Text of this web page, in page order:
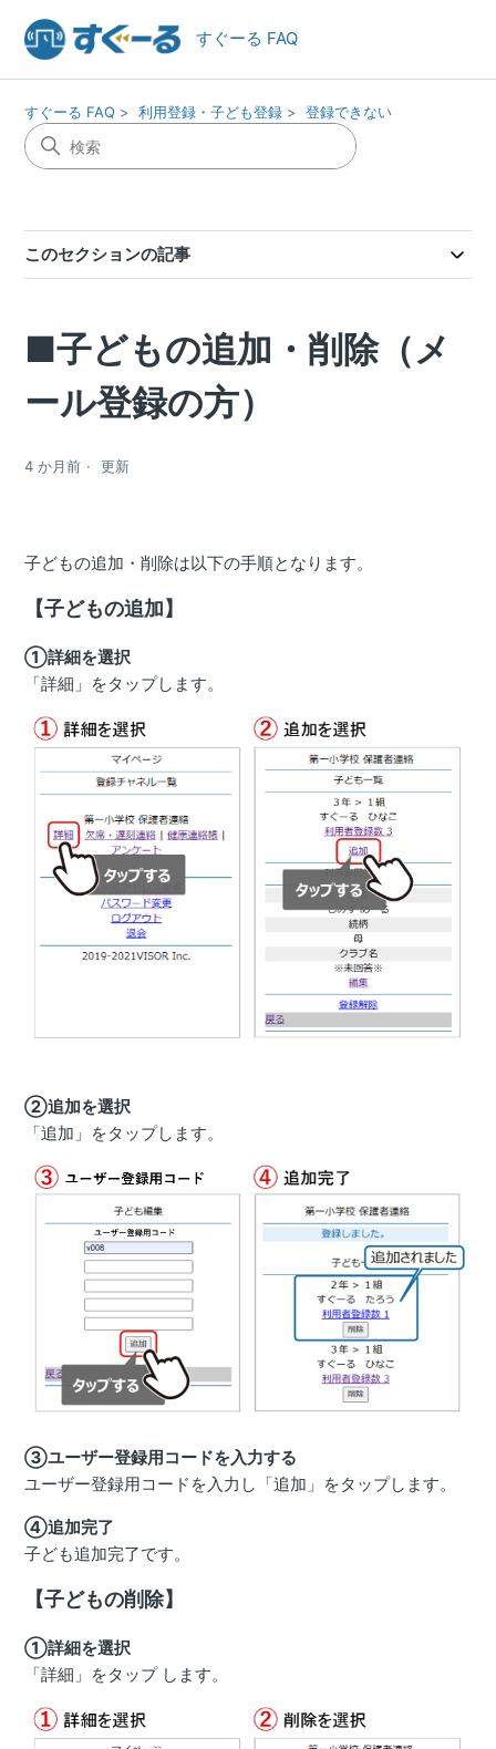
すぐーる FAQ
すぐーる FAQ 利用登録・子ども登録 登録できない
このセクションの記事
■子どもの追加・削除（メ
ール登録の方）
4 か月前 更新
子どもの追加・削除は以下の手順となります。
【子どもの追加】
①詳細を選択
「詳細」をタップします。
②追加を選択
「追加」をタップします。
③ユーザー登録用コードを入力する
ユーザー登録用コードを入力し「追加」をタップします。
④追加完了
子ども追加完了です。
【子どもの削除】
①詳細を選択
「詳細」をタップ します。